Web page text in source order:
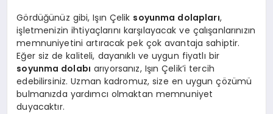
Gördüğünüz gibi, Işın Çelik soyunma dolapları,
işletmenizin ihtiyaçlarını karşılayacak ve çalışanlarınızın
memnuniyetini artıracak pek çok avantaja sahiptir.
Eğer siz de kaliteli, dayanıklı ve uygun fiyatlı bir
soyunma dolabı arıyorsanız, Işın Çelik’i tercih
edebilirsiniz. Uzman kadromuz, size en uygun çözümü
bulmanızda yardımcı olmaktan memnuniyet
duyacaktır.